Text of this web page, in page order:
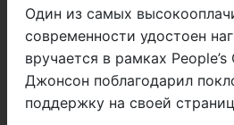
Один из самых
современности удостоен
вручается в рамках
Джонсон поблагодарил
поддержку на своей